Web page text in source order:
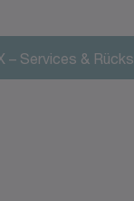
– Services &